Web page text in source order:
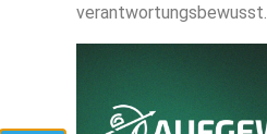
verantwortungsbewusst.